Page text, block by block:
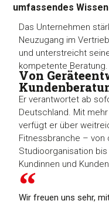
umfassendes
Das Unternehmen
Neuzugang im
und unterstreicht
kompetente Beratung.
Von
Er verantwortet ab
Deutschland. Mit
verfügt er über
Fitnessbranche – von
Studioorganisation
Kundinnen und Kunden.
Wir freuen uns sehr,